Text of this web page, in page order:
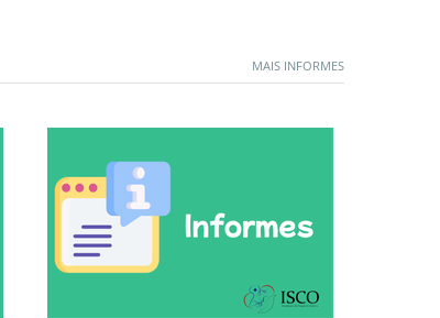
MAIS INFORMES